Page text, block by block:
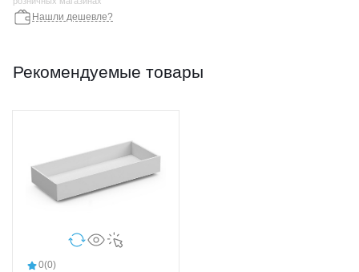
Нашли дешевле?
Рекомендуемые товары
0(0)